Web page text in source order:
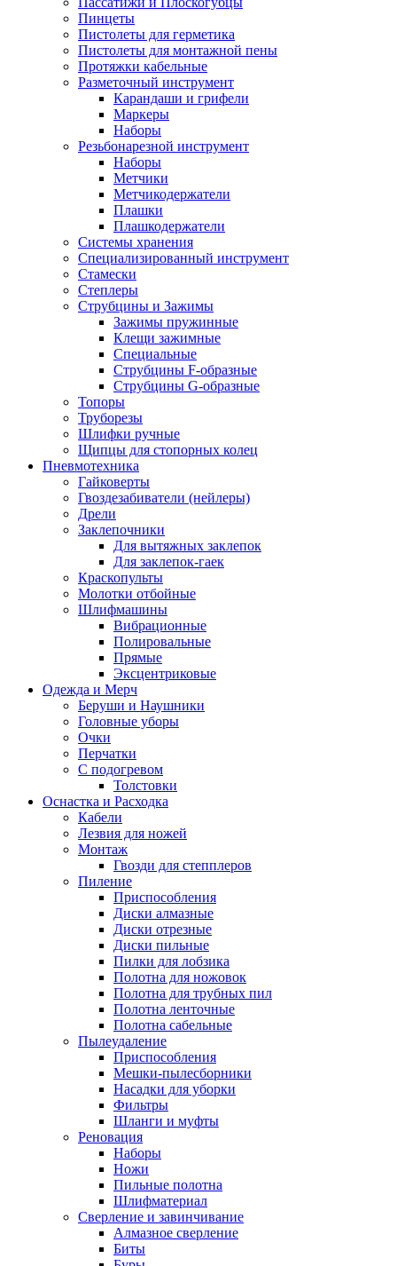
Пинцеты
Пистолеты для герметика
Пистолеты для монтажной пены
Протяжки кабельные
Разметочный инструмент
Карандаши и грифели
Маркеры
Наборы
Резьбонарезной инструмент
Наборы
Метчики
Метчикодержатели
Плашки
Плашкодержатели
Системы хранения
Специализированный инструмент
Стамески
Степлеры
Струбцины и Зажимы
Зажимы пружинные
Клещи зажимные
Специальные
Струбцины F-образные
Струбцины G-образные
Топоры
Труборезы
Шлифки ручные
Щипцы для стопорных колец
Пневмотехника
Гайковерты
Гвоздезабиватели (нейлеры)
Дрели
Заклепочники
Для вытяжных заклепок
Для заклепок-гаек
Краскопульты
Молотки отбойные
Шлифмашины
Вибрационные
Полировальные
Прямые
Эксцентриковые
Одежда и Мерч
Беруши и Наушники
Головные уборы
Очки
Перчатки
С подогревом
Толстовки
Оснастка и Расходка
Кабели
Лезвия для ножей
Монтаж
Гвозди для степплеров
Пиление
Приспособления
Диски алмазные
Диски отрезные
Диски пильные
Пилки для лобзика
Полотна для ножовок
Полотна для трубных пил
Полотна ленточные
Полотна сабельные
Пылеудаление
Приспособления
Мешки-пылесборники
Насадки для уборки
Фильтры
Шланги и муфты
Реновация
Наборы
Ножи
Пильные полотна
Шлифматериал
Сверление и завинчивание
Алмазное сверление
Биты